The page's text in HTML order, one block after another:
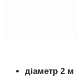
діаметр 2 м